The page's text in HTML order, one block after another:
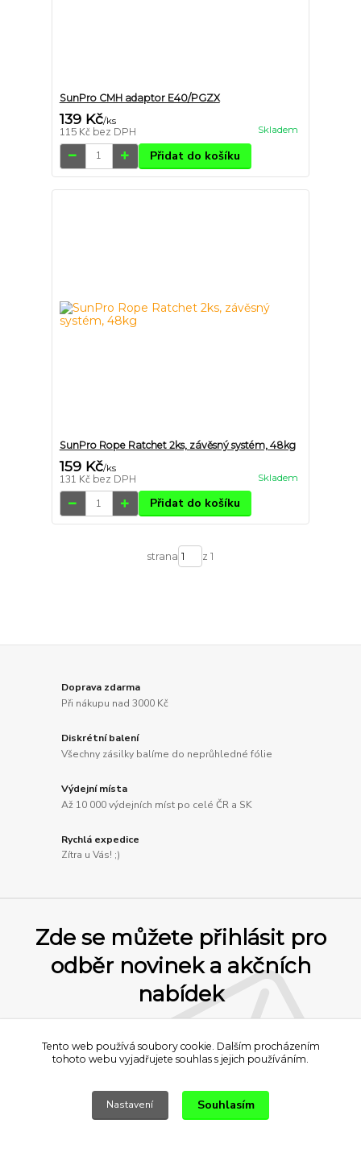
SunPro CMH adaptor E40/PGZX
139 Kč/ks
115 Kč bez DPH Skladem
Přidat do košíku
SunPro Rope Ratchet 2ks, závěsný systém, 48kg
159 Kč/ks
131 Kč bez DPH Skladem
Přidat do košíku
strana z 1
Doprava zdarma
Při nákupu nad 3000 Kč
Diskrétní balení
Všechny zásilky balíme do neprůhledné fólie
Výdejní místa
Až 10 000 výdejních míst po celé ČR a SK
Rychlá expedice
Zítra u Vás! ;)
Zde se můžete přihlásit pro
odběr novinek a akčních
nabídek
Přihlásit se
Samozřejmě se můžete kdykoliv zase odhlásit
Tento web používá soubory cookie. Dalším procházením
tohoto webu vyjadřujete souhlas s jejich používáním.
Nastavení Souhlasím